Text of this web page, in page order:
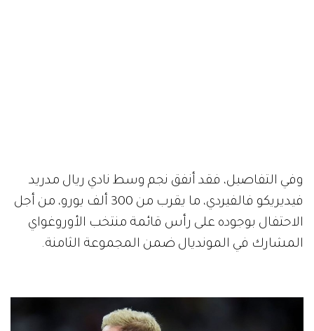
وفي التفاصيل، فقد أنفق نجم وسط نادي ريال مدريد
فيديريكو فالفيردي، ما يقرب من 300 ألف يورو، من أجل
الاحتفال بوجوده على رأس قائمة منتخب الأوروغواي
المشارك في المونديال ضمن المجموعة الثامنة.